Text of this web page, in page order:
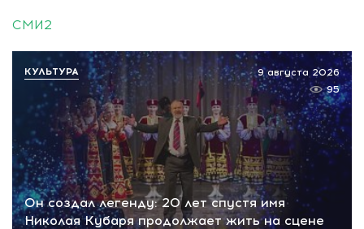
СМИ2
Он создал легенду: 20 лет спустя имя
Николая Кубаря продолжает жить на сцене
9 августа 2026
95
КУЛЬТУРА